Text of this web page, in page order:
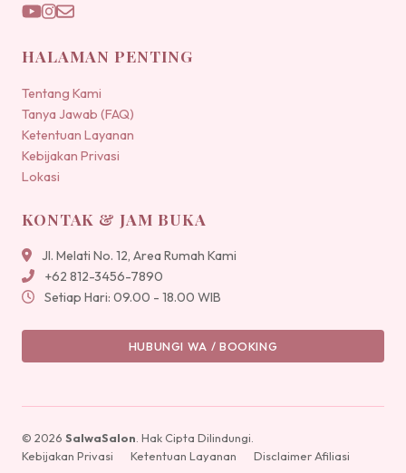
HALAMAN PENTING
Tentang Kami
Tanya Jawab (FAQ)
Ketentuan Layanan
Kebijakan Privasi
Lokasi
KONTAK & JAM BUKA
Jl. Melati No. 12, Area Rumah Kami
+62 812-3456-7890
Setiap Hari: 09.00 - 18.00 WIB
HUBUNGI WA / BOOKING
© 2026 SalwaSalon . Hak Cipta Dilindungi.
Kebijakan Privasi
Ketentuan Layanan Disclaimer Afiliasi